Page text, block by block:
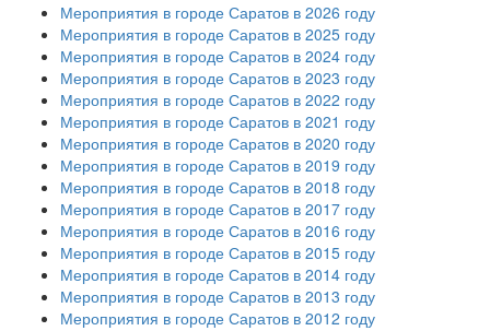
Мероприятия в городе Саратов в 2026 году
Мероприятия в городе Саратов в 2025 году
Мероприятия в городе Саратов в 2024 году
Мероприятия в городе Саратов в 2023 году
Мероприятия в городе Саратов в 2022 году
Мероприятия в городе Саратов в 2021 году
Мероприятия в городе Саратов в 2020 году
Мероприятия в городе Саратов в 2019 году
Мероприятия в городе Саратов в 2018 году
Мероприятия в городе Саратов в 2017 году
Мероприятия в городе Саратов в 2016 году
Мероприятия в городе Саратов в 2015 году
Мероприятия в городе Саратов в 2014 году
Мероприятия в городе Саратов в 2013 году
Мероприятия в городе Саратов в 2012 году